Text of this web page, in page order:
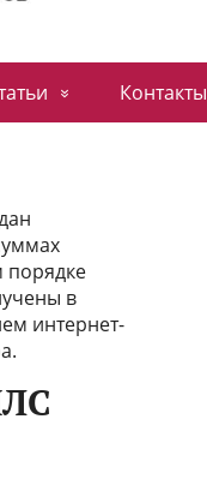
Контакты
порядке
в
интернет-